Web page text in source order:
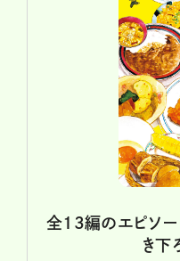
全13編のエピソー
き下